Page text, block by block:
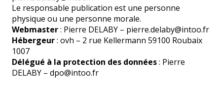
Le responsable publication est une personne
physique ou une personne morale.
Webmaster: Pierre DELABY – pierre.delaby@intoo.fr
Hébergeur: ovh – 2 rue Kellermann 59100 Roubaix
1007
Délégué à la protection des données: Pierre
DELABY – dpo@intoo.fr